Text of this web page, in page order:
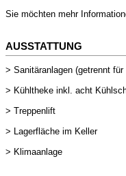
Sie möchten mehr
AUSSTATTUNG
> Sanitäranlagen (getrennt
> Kühltheke inkl. acht
> Treppenlift
> Lagerfläche im Keller
> Klimaanlage